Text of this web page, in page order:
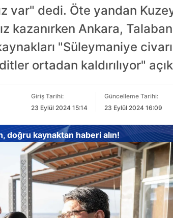
var" dedi. Öte yandan
kazanırken Ankara,
"Süleymaniye
ortadan kaldırılıyor"
Giriş Tarihi:
23 Eylül 2024 15:14
Güncelleme Tarihi:
23 Eylül 2024 16:09
doğru kaynaktan haberi alın!